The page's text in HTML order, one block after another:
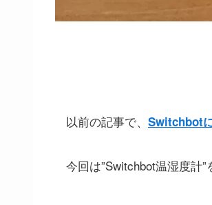
以前の記事で、 Switchbot
今回は”Switchbot温湿度計”